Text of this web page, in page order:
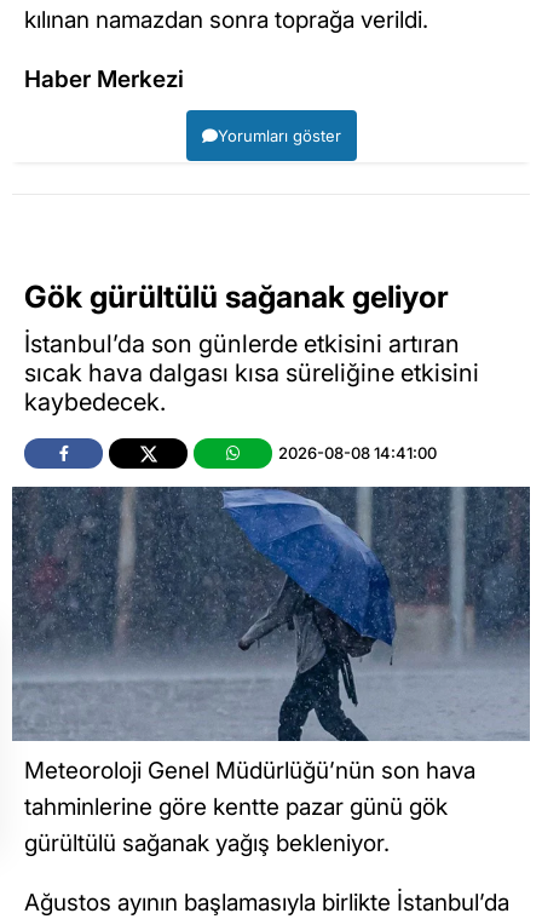
kılınan namazdan sonra toprağa verildi.
Haber Merkezi
Yorumları göster
Gök gürültülü sağanak geliyor
İstanbul’da son günlerde etkisini artıran
sıcak hava dalgası kısa süreliğine etkisini
kaybedecek.
2026-08-08 14:41:00
Meteoroloji Genel Müdürlüğü’nün son hava
tahminlerine göre kentte pazar günü gök
gürültülü sağanak yağış bekleniyor.
Ağustos ayının başlamasıyla birlikte İstanbul’da